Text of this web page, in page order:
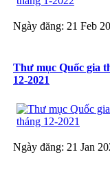
Ngày đăng: 21 Feb
Thư mục Quốc gia
12-2021
Ngày đăng: 21 Jan